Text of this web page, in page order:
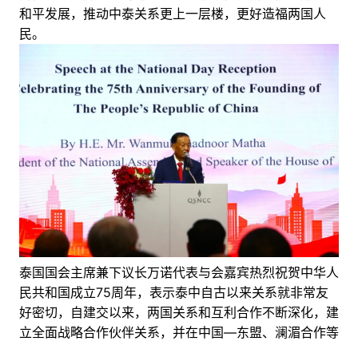
和平发展，推动中泰关系更上一层楼，更好造福两国人
民。
泰国国会主席兼下议长万诺代表与会嘉宾热烈祝贺中华人
民共和国成立75周年，表示泰中自古以来关系就非常友
好密切，自建交以来，两国关系和互利合作不断深化，建
立全面战略合作伙伴关系，并在中国—东盟、澜湄合作等